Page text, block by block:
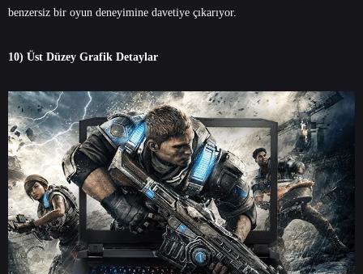
benzersiz bir oyun deneyimine davetiye çıkarıyor.
10) Üst Düzey Grafik Detaylar